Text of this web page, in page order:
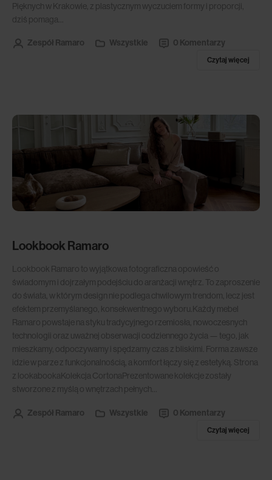
Pięknych w Krakowie, z plastycznym wyczuciem formy i proporcji,
dziś pomaga...
Zespół Ramaro Wszystkie 0 Komentarzy
Czytaj więcej
Lookbook Ramaro
Lookbook Ramaro to wyjątkowa fotograficzna opowieść o
świadomym i dojrzałym podejściu do aranżacji wnętrz. To zaproszenie
do świata, w którym design nie podlega chwilowym trendom, lecz jest
efektem przemyślanego, konsekwentnego wyboru.Każdy mebel
Ramaro powstaje na styku tradycyjnego rzemiosła, nowoczesnych
technologii oraz uważnej obserwacji codziennego życia — tego, jak
mieszkamy, odpoczywamy i spędzamy czas z bliskimi. Forma zawsze
idzie w parze z funkcjonalnością, a komfort łączy się z estetyką. Strona
z lookabookaKolekcja CortonaPrezentowane kolekcje zostały
stworzone z myślą o wnętrzach pełnych...
Zespół Ramaro Wszystkie 0 Komentarzy
Czytaj więcej